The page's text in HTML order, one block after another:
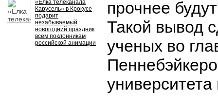
«Ёлка телеканала
Карусель» в Крокусе
подарит
незабываемый
новогодний праздник
всем поклонникам
российской анимации
прочнее
Такой вывод
ученых во